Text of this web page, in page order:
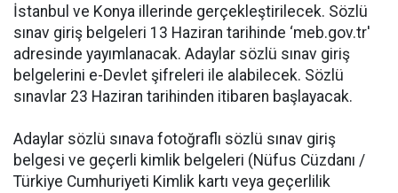
İstanbul ve Konya illerinde gerçekleştirilecek. Sözlü
sınav giriş belgeleri 13 Haziran tarihinde ‘meb.gov.tr'
adresinde yayımlanacak. Adaylar sözlü sınav giriş
belgelerini e-Devlet şifreleri ile alabilecek. Sözlü
sınavlar 23 Haziran tarihinden itibaren başlayacak.
Adaylar sözlü sınava fotoğraflı sözlü sınav giriş
belgesi ve geçerli kimlik belgeleri (Nüfus Cüzdanı /
Türkiye Cumhuriyeti Kimlik kartı veya geçerlilik